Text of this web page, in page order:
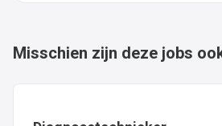
Misschien zijn deze jobs